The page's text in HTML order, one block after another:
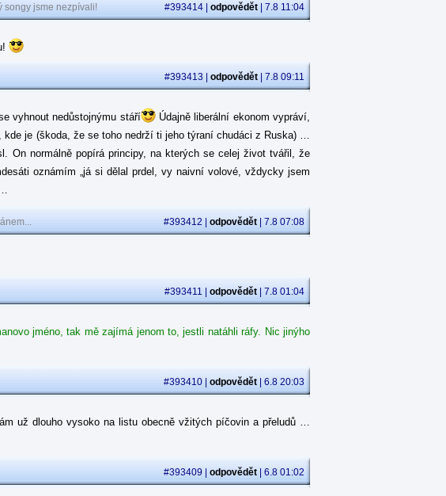
songy jsme nezpívali! #393414 | odpovědět | 7.8 11:04
#393413 | odpovědět | 7.8 09:11
vyhnout nedůstojnýmu stáří
Údajně liberální ekonom vypráví,
je (škoda, že se toho nedrží ti jeho týraní chudáci z Ruska) …
normálně popírá principy, na kterých se celej život tvářil, že
oznámím „já si dělal prdel, vy naivní volové, vždycky jsem
#393412 | odpovědět | 7.8 07:08
#393411 | odpovědět | 7.8 01:04
jméno, tak mě zajímá jenom to, jestli natáhli ráfy. Nic jinýho
#393410 | odpovědět | 6.8 20:03
už dlouho vysoko na listu obecně vžitých píčovin a přeludů …
#393409 | odpovědět | 6.8 01:02